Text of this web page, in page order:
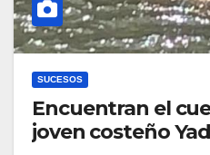
SUCESOS
Encuentran el
joven costeño